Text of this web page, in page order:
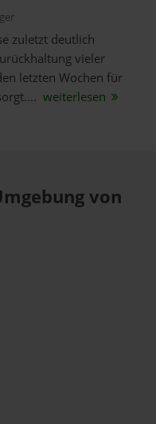
zuletzt deutlich
vieler
letzten Wochen für
weiterlesen
von